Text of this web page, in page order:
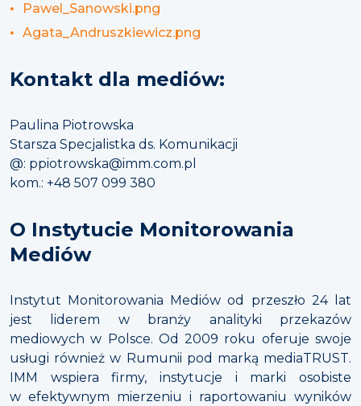
Pawel_Sanowski.png
Agata_Andruszkiewicz.png
Kontakt dla mediów:
Paulina Piotrowska
Starsza Specjalistka ds. Komunikacji
@: ppiotrowska@imm.com.pl
kom.: +48 507 099 380
O Instytucie Monitorowania
Mediów
Instytut Monitorowania Mediów od przeszło 24 lat
jest liderem w branży analityki przekazów
mediowych w Polsce. Od 2009 roku oferuje swoje
usługi również w Rumunii pod marką mediaTRUST.
IMM wspiera firmy, instytucje i marki osobiste
w efektywnym mierzeniu i raportowaniu wyników